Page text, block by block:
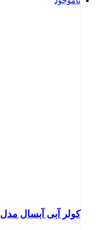
کولر آبی آبسال مدل AC/DC80